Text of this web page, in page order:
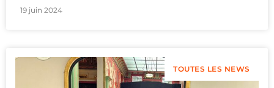
19 juin 2024
TOUTES LES NEWS